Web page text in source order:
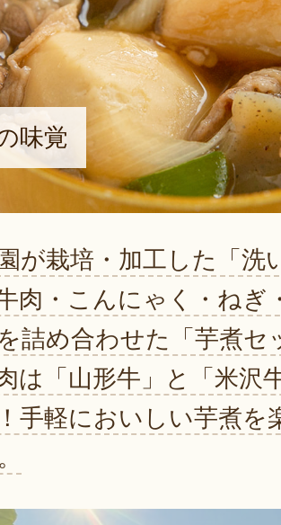
味覚
が栽培・加工した「洗
肉・こんにゃく・ねぎ
詰め合わせた「芋煮セ
は「山形牛」と「米沢
手軽においしい芋煮を